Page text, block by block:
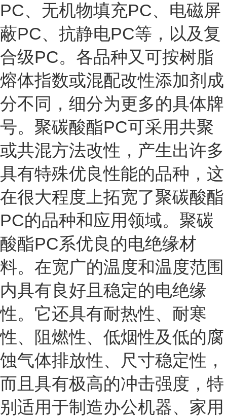
PC、无机物填充PC、电磁屏
蔽PC、抗静电PC等，以及复
合级PC。各品种又可按树脂
熔体指数或混配改性添加剂成
分不同，细分为更多的具体牌
号。聚碳酸酯PC可采用共聚
或共混方法改性，产生出许多
具有特殊优良性能的品种，这
在很大程度上拓宽了聚碳酸酯
PC的品种和应用领域。聚碳
酸酯PC系优良的电绝缘材
料。在宽广的温度和温度范围
内具有良好且稳定的电绝缘
性。它还具有耐热性、耐寒
性、阻燃性、低烟性及低的腐
蚀气体排放性、尺寸稳定性，
而且具有极高的冲击强度，特
别适用于制造办公机器、家用